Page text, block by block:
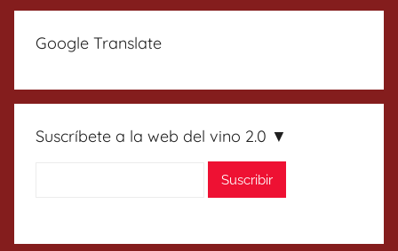
Google Translate
Suscríbete a la web del vino 2.0 ▼